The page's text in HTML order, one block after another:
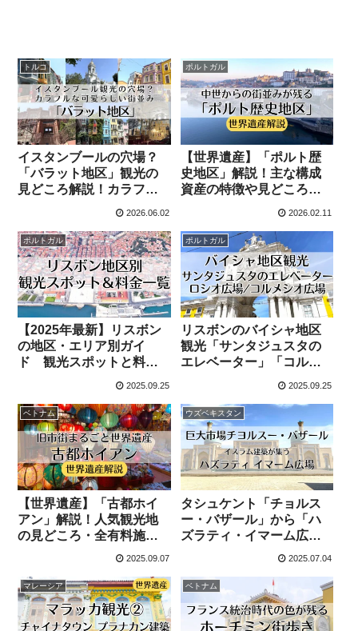
トルコ
イスタンブールの穴場？
「バラット地区」観光の
見どころ解説！カラフル
2026.06.02
ポルトガル
【世界遺産】「ポルト歴
史地区」解説！主な構成
資産の特徴や見どころ、
2026.02.11
ポルトガル
【2025年最新】リスボン
の地区・エリア別ガイ
ド 観光スポットと料金
2025.09.25
ポルトガル
リスボンのバイシャ地区
観光「サンタジュスタの
エレベーター」「コルメ
シオ広場」「ロシオ広
2025.09.25
ベトナム
【世界遺産】「古都ホイ
アン」解説！人気観光地
の見どころ・全有料施設
2025.09.07
ウズベキスタン
タシュケント「チョルス
ー・バザール」から「ハ
ズラティ・イマーム広
2025.07.04
マレーシア ベトナム